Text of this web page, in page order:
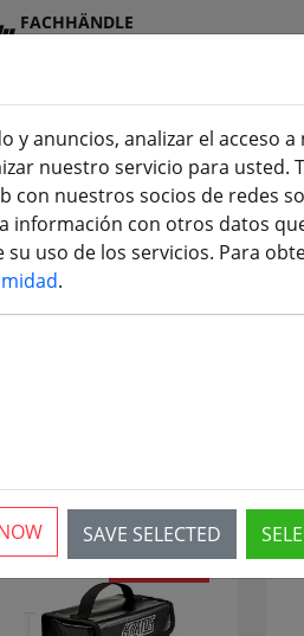
FACHHÄNDLE
Seite)
impresión
3D
Depósito de
Ofertas
y anuncios, analizar el acceso a
nuestro servicio para usted.
nuestros socios de redes
información con otros datos
uso de los servicios. Para
.
SAVE SELECTED